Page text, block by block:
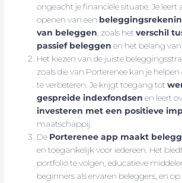
ongeacht je financiële situatie. Je leert
openen van een
van beleggen , zoals hetverschil
passief beleggen en het belang van
Het kiezen van de juiste
zoals die van Porterenee kan je
te verbeteren. Je krijgt toegang tot
gespreide indexfondsen en leert
investeren met een positieve
maatschappij.
De Porterenee app maakt
en toegankelijk voor iedereen. Het
portfolio te volgen, educatieve
beginners als ervaren beleggers, en